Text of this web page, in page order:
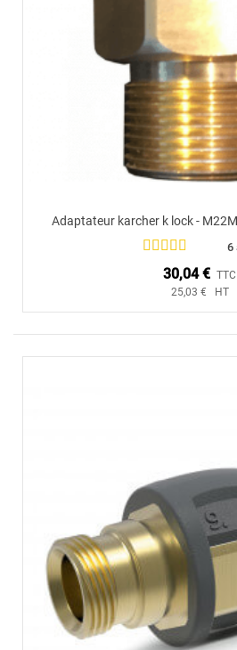
Adaptateur karcher k lock -
6
30,04 € TTC
25,03 € HT